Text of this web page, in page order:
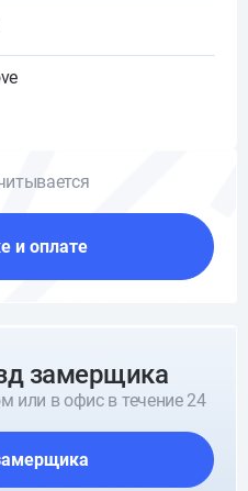
и оплате
замерщика
или в офис в течение 24